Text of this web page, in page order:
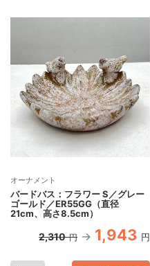
オーナメント
バードバス：フラワー S／グレー
ゴールド／ER55GG（直径
21cm、高さ8.5cm）
2,310 円 1,943 円